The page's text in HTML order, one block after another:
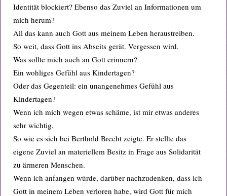
Identität blockiert? Ebenso das Zuviel an Informationen um
mich herum?
All das kann auch Gott aus meinem Leben heraustreiben.
So weit, dass Gott ins Abseits gerät. Vergessen wird.
Was sollte mich auch an Gott erinnern?
Ein wohliges Gefühl aus Kindertagen?
Oder das Gegenteil: ein unangenehmes Gefühl aus
Kindertagen?
Wenn ich mich wegen etwas schäme, ist mir etwas anderes
sehr wichtig.
So wie es sich bei Berthold Brecht zeigte. Er stellte das
eigene Zuviel an materiellem Besitz in Frage aus Solidarität
zu ärmeren Menschen.
Wenn ich anfangen würde, darüber nachzudenken, dass ich
Gott in meinem Leben verloren habe, wird Gott für mich